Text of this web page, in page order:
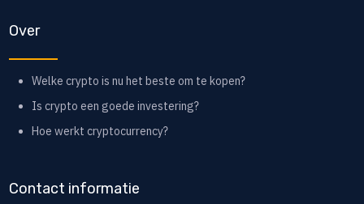
Over
Welke crypto is nu het beste om te kopen?
Is crypto een goede investering?
Hoe werkt cryptocurrency?
Contact informatie